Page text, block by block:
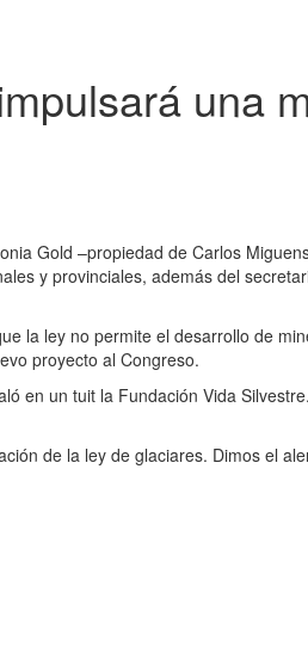
una
Gold –propiedad de Carlos
y provinciales, además del
la ley no permite el desarrollo de
proyecto al Congreso.
en un tuit la Fundación Vida
de la ley de glaciares. Dimos el